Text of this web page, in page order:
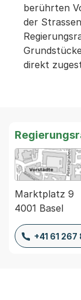
berührten
der
direkt
Marktplatz 9
4001 Basel
+41 61 267